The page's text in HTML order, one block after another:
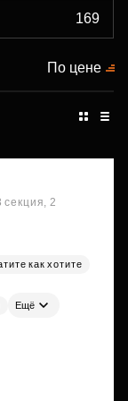
По цене
2
как хотите
Ещё